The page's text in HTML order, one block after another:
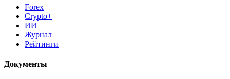
Forex
Crypto+
ИИ
Журнал
Рейтинги
Документы